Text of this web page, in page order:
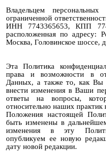
Владельцем
ограниченной
ИНН 7743365653, КПП
расположенная по адресу:
Москва, Головинское шоссе,
Эта Политика
права и возможности в
Данных, а также то, как Вы
внести изменения в Ваши
ответы на вопросы,
относительно наших практик
Положения настоящей
быть изменены в
изменения в эту
опубликуем ее новую
дату новой редакции.